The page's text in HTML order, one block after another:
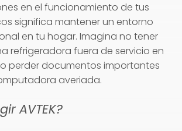
en el funcionamiento de tus
significa mantener un entorno
en tu hogar. Imagina no tener
refrigeradora fuera de servicio en
perder documentos importantes
averiada.
AVTEK?